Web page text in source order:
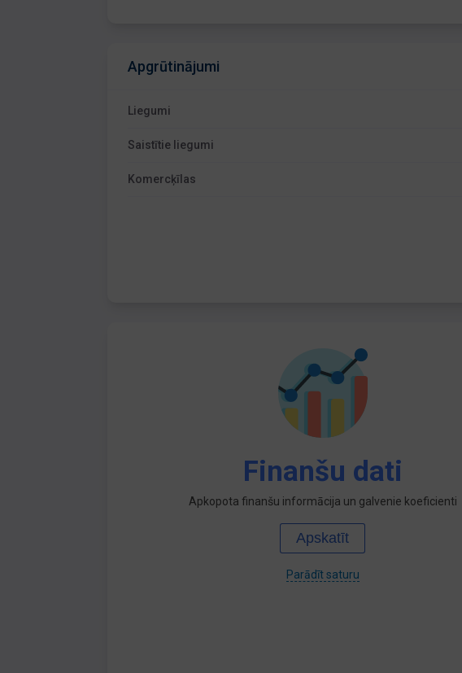
Apgrūtinājumi
Liegumi
Saistītie liegumi
Komercķīlas
Finanšu dati
Apkopota finanšu informācija un galvenie koeficienti
Apskatīt
Parādīt saturu